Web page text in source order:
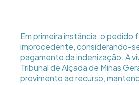
Em primeira instância, o pedido
improcedente, considerando-
pagamento da indenização. A
Tribunal de Alçada de Minas
provimento ao recurso,